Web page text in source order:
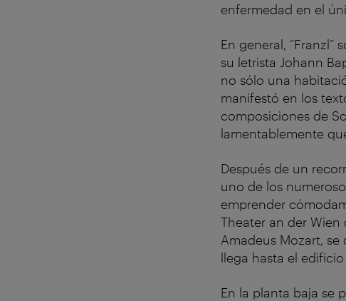
enfermedad en el
En general,
su letrista Johann
no sólo una
manifestó en los
composiciones de
lamentablemente
Después de un
uno de los
emprender
Theater an der
Amadeus Mozart,
llega hasta el
En la planta baja se